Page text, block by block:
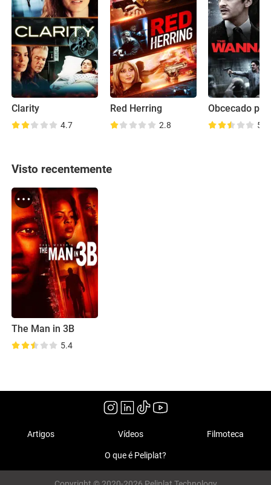
Clarity
4.7
Red Herring
2.8 5.1
Visto recentemente
The Man in 3B
5.4
Artigos Vídeos Filmoteca
O que é Peliplat?